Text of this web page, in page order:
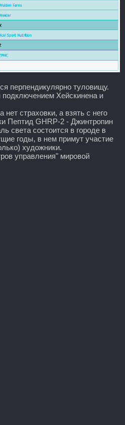
перпендикулярно туловищу.
Хейскинена и
страховки, а взять с него
Пептид GHRP-2 - Джинтропин
света состоится в городе в
годы, в нем примут участие
художники.
управления" мировой